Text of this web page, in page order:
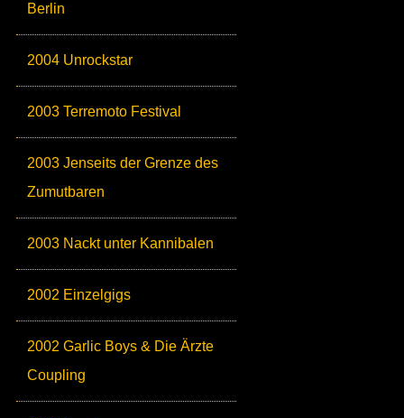
Berlin
2004 Unrockstar
2003 Terremoto Festival
2003 Jenseits der Grenze des
Zumutbaren
2003 Nackt unter Kannibalen
2002 Einzelgigs
2002 Garlic Boys & Die Ärzte
Coupling